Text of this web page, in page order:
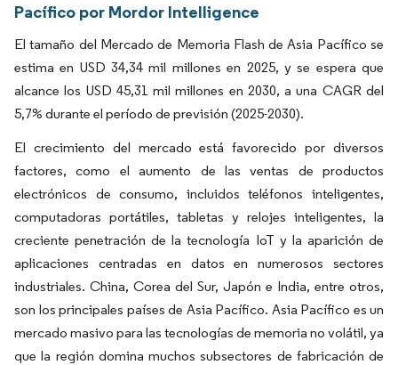
Pacífico por Mordor Intelligence
El tamaño del Mercado de Memoria Flash de Asia Pacífico se
estima en USD 34,34 mil millones en 2025, y se espera que
alcance los USD 45,31 mil millones en 2030, a una CAGR del
5,7% durante el período de previsión (2025-2030).
El crecimiento del mercado está favorecido por diversos
factores, como el aumento de las ventas de productos
electrónicos de consumo, incluidos teléfonos inteligentes,
computadoras portátiles, tabletas y relojes inteligentes, la
creciente penetración de la tecnología IoT y la aparición de
aplicaciones centradas en datos en numerosos sectores
industriales. China, Corea del Sur, Japón e India, entre otros,
son los principales países de Asia Pacífico. Asia Pacífico es un
mercado masivo para las tecnologías de memoria no volátil, ya
que la región domina muchos subsectores de fabricación de